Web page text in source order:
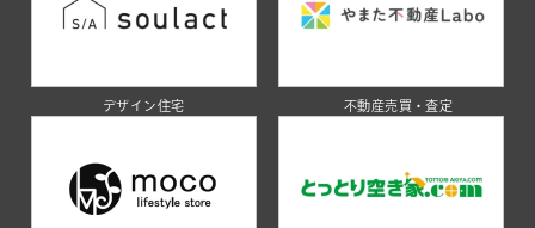
デザイン住宅 不動産売買・査定